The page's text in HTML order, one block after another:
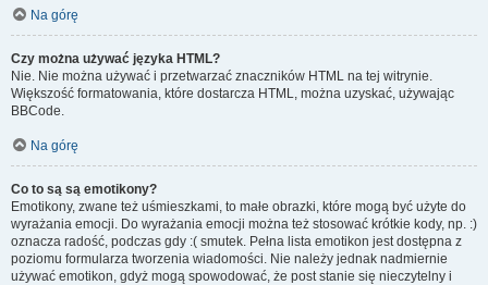
Na górę
Czy można używać języka HTML?
Nie. Nie można używać i przetwarzać znaczników HTML na tej witrynie.
Większość formatowania, które dostarcza HTML, można uzyskać, używając
BBCode.
Na górę
Co to są są emotikony?
Emotikony, zwane też uśmieszkami, to małe obrazki, które mogą być użyte do
wyrażania emocji. Do wyrażania emocji można też stosować krótkie kody, np. :)
oznacza radość, podczas gdy :( smutek. Pełna lista emotikon jest dostępna z
poziomu formularza tworzenia wiadomości. Nie należy jednak nadmiernie
używać emotikon, gdyż mogą spowodować, że post stanie się nieczytelny i